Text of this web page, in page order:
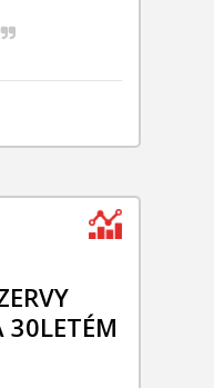
30LETÉM